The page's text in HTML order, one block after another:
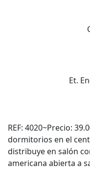
Et.
REF: 4020~Precio:
dormitorios en el
distribuye en salón
americana abierta a